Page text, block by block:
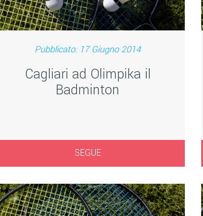
Pubblicato: 17 Giugno 2014
Cagliari ad Olimpika il
Badminton
SEGUE